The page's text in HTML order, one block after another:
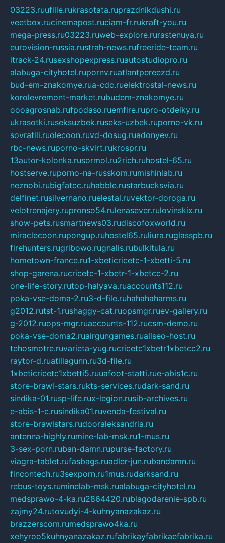
03223.ruufille.rukrasotata.ruprazdnikdushi.ru
veetbox.rucinemapost.ruciam-fr.rukraft-you.ru
mega-press.ru03223.ruweb-explore.rurastenuya.ru
eurovision-russia.rustrah-news.rufreeride-team.ru
itrack-24.rusexshopexpress.ruautostudiopro.ru
alabuga-cityhotel.rupornv.ruatlantpereezd.ru
bud-em-znakomye.rua-cdc.ruelektrostal-news.ru
korolevremont-market.rubudem-znakomye.ru
oooagrosnab.rufpodaso.ruemfire.rupro-otdelky.ru
ukrasotki.ruseksuzbek.ruseks-uzbek.ruporno-vk.ru
sovratili.ruolecoon.ruvd-dosug.ruadonyev.ru
rbc-news.ruporno-skvirt.rukrospr.ru
13autor-kolonka.rusormol.ru2rich.ruhostel-65.ru
hostserve.ruporno-na-russkom.rumishinlab.ru
neznobi.rubigfatcc.ruhabble.rustarbucksvia.ru
delfinet.rusilvernano.ruelestal.ruvektor-doroga.ru
velotrenajery.rupronso54.rulenasever.rulovinskix.ru
show-pets.rusmartnews03.rudiscofoxworld.ru
miraclecoon.rupongup.ruhostel65.ruliura.ruglasspb.ru
firehunters.rugribowo.rugnalis.rubulkitula.ru
hometown-france.ru1-xbeticricetc-1-xbetti-5.ru
shop-garena.rucricetc-1-xbetr-1-xbetcc-2.ru
one-life-story.rutop-halyava.ruaccounts112.ru
poka-vse-doma-2.ru3-d-file.ruhahahaharms.ru
g2012.rutst-1.rushaggy-cat.ruopsmgr.ruev-gallery.ru
g-2012.ruops-mgr.ruaccounts-112.rucsm-demo.ru
poka-vse-doma2.ruairgungames.ruallseo-host.ru
tehosmotre.ruvarieta-yug.rucricetc1xbetr1xbetcc2.ru
raytor-d.ruatillagunn.ru3d-file.ru
1xbeticricetc1xbetti5.ruuafoot-statti.rue-abis1c.ru
store-brawl-stars.rukts-services.rudark-sand.ru
sindika-01.rusp-life.rux-legion.rusib-archives.ru
e-abis-1-c.rusindika01.ruvenda-festival.ru
store-brawlstars.rudooraleksandria.ru
antenna-highly.rumine-lab-msk.ru1-mus.ru
3-sex-porn.ruban-damn.rupurse-factory.ru
viagra-tablet.rufasbags.ruadler-jun.rubandamn.ru
fincontech.ru3sexporn.ru1mus.rudarksand.ru
rebus-toys.ruminelab-msk.rualabuga-cityhotel.ru
medsprawo-4-ka.ru2864420.rublagodarenie-spb.ru
zajmy24.rutovudyi-4-kuhnyanazakaz.ru
brazzerscom.rumedsprawo4ka.ru
xehyroo5kuhnyanazakaz.rufabrikayfabrikaefabrika.ru